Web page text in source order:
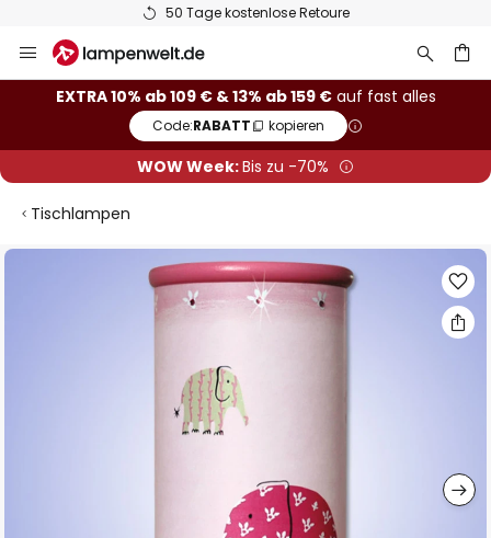
50 Tage kostenlose Retoure
Inhalt
springen
EXTRA 10% ab 109 € & 13% ab 159 €auf fast alles
Code:RABATT kopieren
WOW Week:Bis zu -70%
Tischlampen
Zum